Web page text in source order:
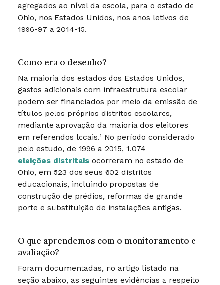
agregados ao nível da escola, para o estado de
Ohio, nos Estados Unidos, nos anos letivos de
1996-97 a 2014-15.
Como era o desenho?
Na maioria dos estados dos Estados Unidos,
gastos adicionais com infraestrutura escolar
podem ser financiados por meio da emissão de
títulos pelos próprios distritos escolares,
mediante aprovação da maioria dos eleitores
em referendos locais.¹ No período considerado
pelo estudo, de 1996 a 2015, 1.074
eleições distritaisocorreram no estado de
Ohio, em 523 dos seus 602 distritos
educacionais, incluindo propostas de
construção de prédios, reformas de grande
porte e substituição de instalações antigas.
O que aprendemos com o monitoramento e
avaliação?
Foram documentadas, no artigo listado na
seção abaixo, as seguintes evidências a respeito